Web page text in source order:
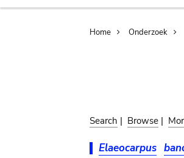
Home Onderzoek
Search | Browse |
Elaeocarpus